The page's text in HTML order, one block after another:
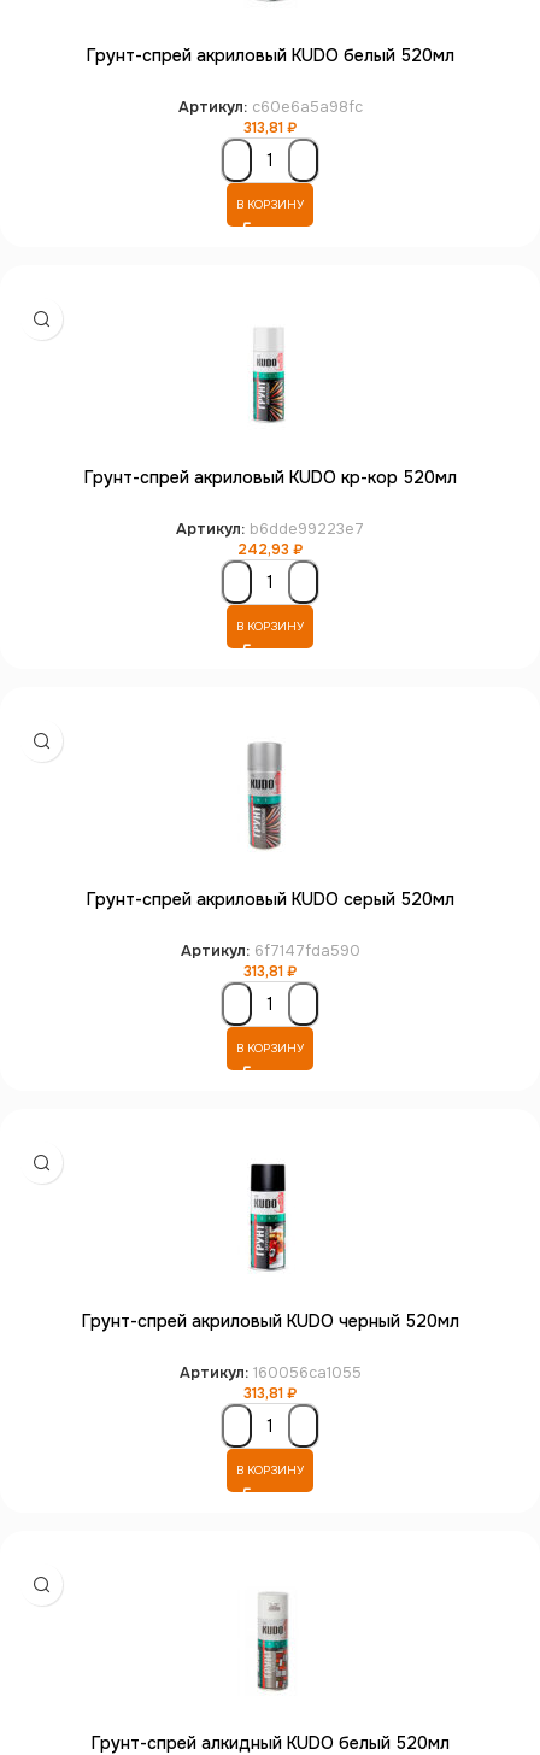
Грунт-спрей акриловый KUDO белый 520мл
Артикул: c60e6a5a98fc
313,81₽
В КОРЗИНУ
Грунт-спрей акриловый KUDO кр-кор 520мл
Артикул: b6dde99223e7
242,93₽
В КОРЗИНУ
Грунт-спрей акриловый KUDO серый 520мл
Артикул: 6f7147fda590
313,81₽
В КОРЗИНУ
Грунт-спрей акриловый KUDO черный 520мл
Артикул: 160056ca1055
313,81₽
В КОРЗИНУ
Грунт-спрей алкидный KUDO белый 520мл